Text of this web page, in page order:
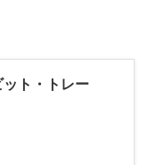
ト・トレー